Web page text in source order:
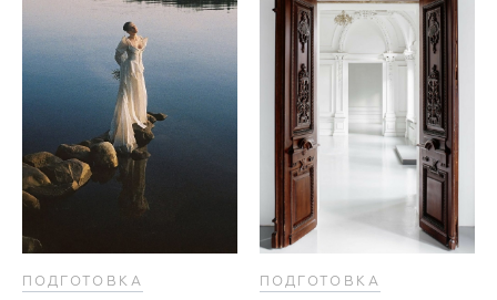
ПОДГОТОВКА ПОДГОТОВКА